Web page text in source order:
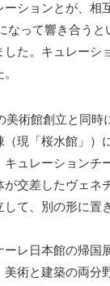
ーションとが、相
なって響き合う
した。キュレーシ
美術館創立と同時
現「桜水館」）
ュレーションチ
交差したヴェネ
して、別の形に置
ーレ日本館の帰国
術と建築の両分